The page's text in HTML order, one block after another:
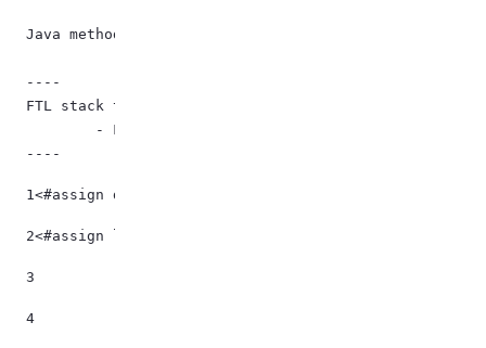
Java method
----
FTL stack trace ("~" means nesting-related):
----
1<#assign dlFileService =
2<#assign layoutService =
3
4